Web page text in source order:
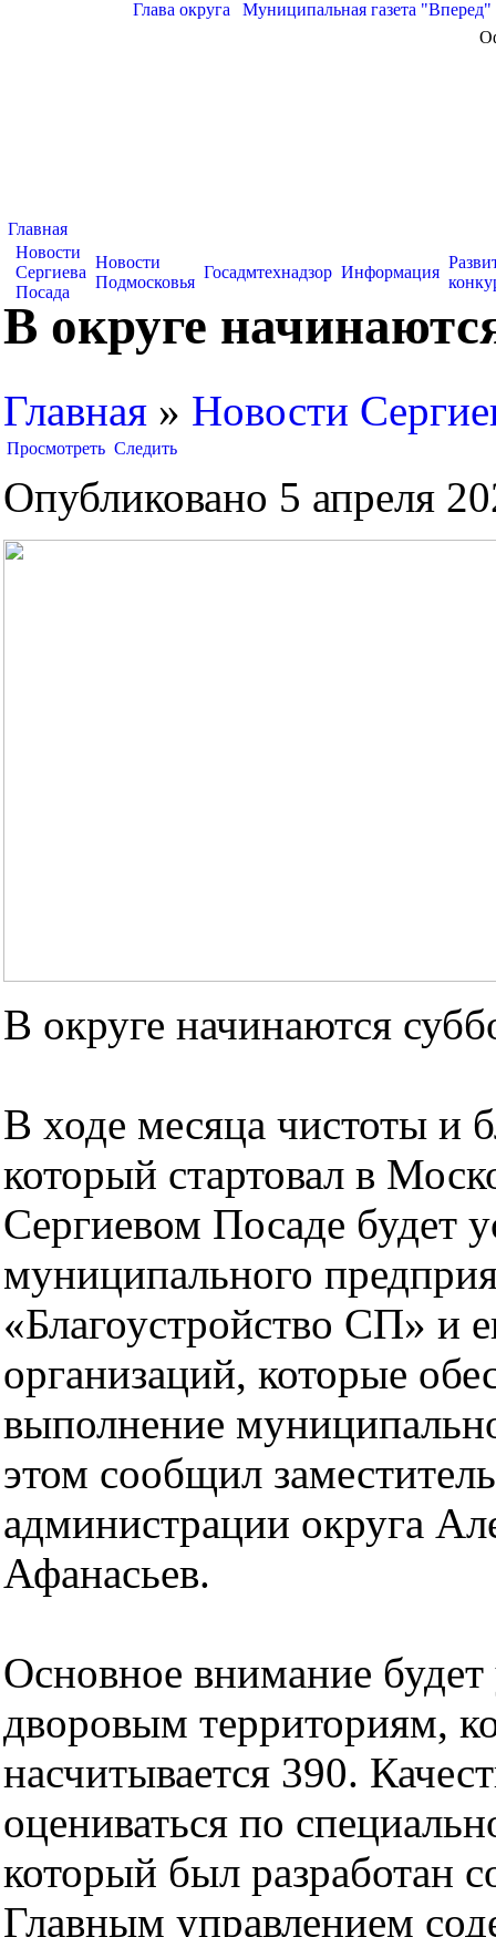
Глава округа Муниципальная газета "Вперед"
Главная
Новости
Сергиева
Посада
Новости
Подмосковья
Госадмтехнадзор Информация
В округе
Главная » Новости
Просмотреть Следить
Опубликовано 5 апреля
В округе начинаются
В ходе месяца чистоты и
который стартовал в
Сергиевом Посаде будет
муниципального
«Благоустройство СП» и
организаций, которые
выполнение
этом сообщил
администрации округа
Афанасьев.
Основное внимание будет
дворовым территориям,
насчитывается 390.
оцениваться по
который был разработан
Главным управлением